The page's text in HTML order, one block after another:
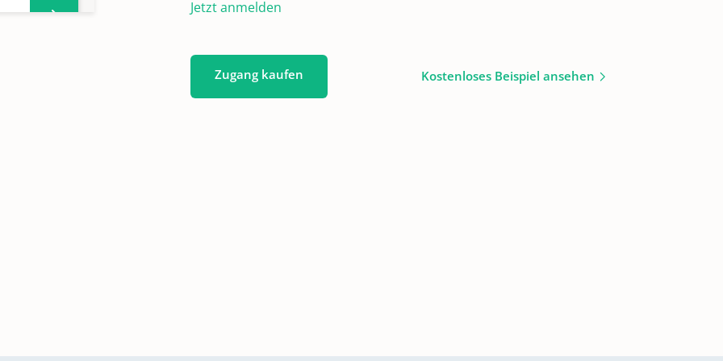
Jetzt anmelden
Zugang kaufen Kostenloses Beispiel ansehen